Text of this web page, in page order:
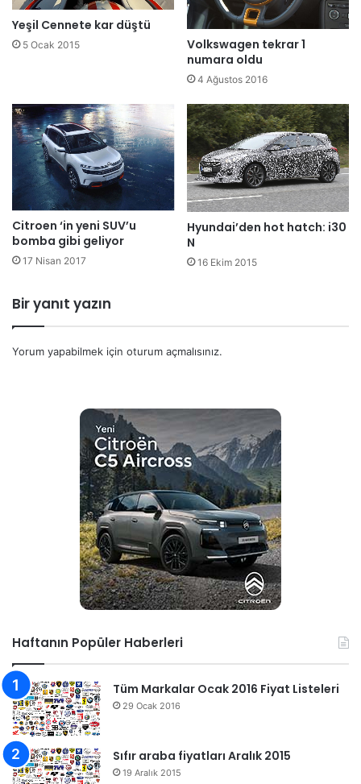
Yeşil Cennete kar düştü
5 Ocak 2015
Volkswagen tekrar 1
numara oldu
4 Ağustos 2016
Citroen ‘in yeni SUV’u
bomba gibi geliyor
17 Nisan 2017
Hyundai’den hot hatch: i30
N
16 Ekim 2015
Bir yanıt yazın
Yorum yapabilmek için oturum açmalısınız.
Haftanın Popüler Haberleri
Tüm Markalar Ocak 2016 Fiyat Listeleri
29 Ocak 2016
Sıfır araba fiyatları Aralık 2015
19 Aralık 2015